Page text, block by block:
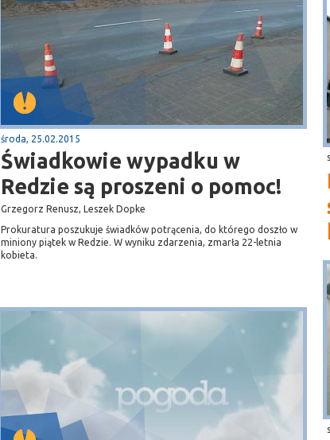
środa, 25.02.2015
Świadkowie wypadku w
Redzie są proszeni o pomoc!
Grzegorz Renusz, Leszek Dopke
Prokuratura poszukuje świadków potrącenia, do którego doszło w
miniony piątek w Redzie. W wyniku zdarzenia, zmarła 22-letnia
kobieta.